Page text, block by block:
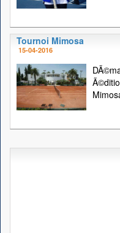
Tournoi Mimosa
15-04-2016